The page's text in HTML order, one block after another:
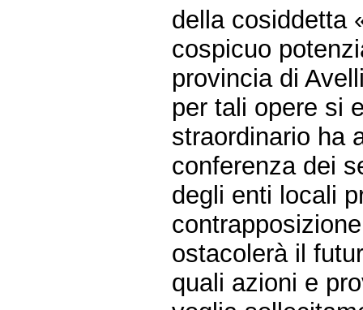
della cosiddetta
cospicuo
provincia di
per tali opere si
straordinario ha
conferenza dei
degli enti locali
ostacolerà il
quali azioni e